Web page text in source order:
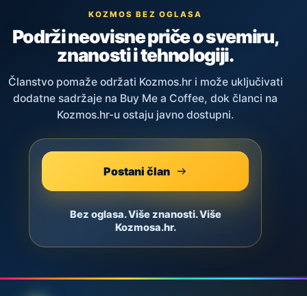
KOZMOS BEZ OGLASA
Podrži neovisne priče o svemiru,
znanosti i tehnologiji.
Članstvo pomaže održati Kozmos.hr i može uključivati
dodatne sadržaje na Buy Me a Coffee, dok članci na
Kozmos.hr-u ostaju javno dostupni.
Postani član
Bez oglasa. Više znanosti. Više
Kozmosa.hr.